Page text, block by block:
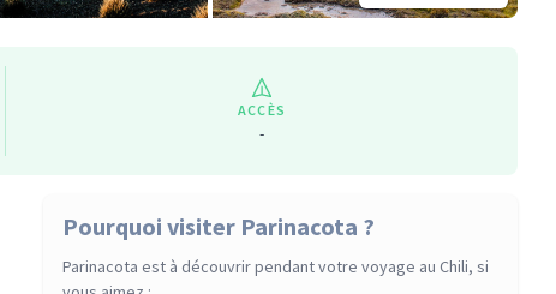
ACCÈS
-
Pourquoi visiter Parinacota ?
Parinacota est à découvrir pendant votre voyage au Chili, si